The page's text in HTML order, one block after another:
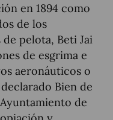
en 1894 como
de los
pelota, Beti Jai
de esgrima e
aeronáuticos o
Bien de
de